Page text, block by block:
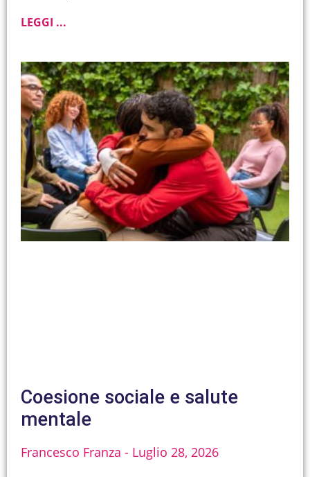
LEGGI ...
Coesione sociale e salute
mentale
Francesco Franza Luglio 28, 2026